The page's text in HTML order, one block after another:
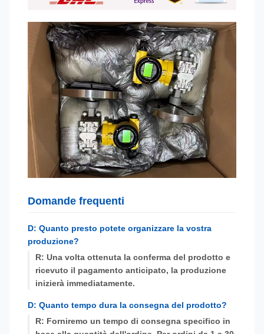
Domande frequenti
D: Quanto presto potete organizzare la vostra
produzione?
R: Una volta ottenuta la conferma del prodotto e
ricevuto il pagamento anticipato, la produzione
inizierà immediatamente.
D: Quanto tempo dura la consegna del prodotto?
R: Forniremo un tempo di consegna specifico in